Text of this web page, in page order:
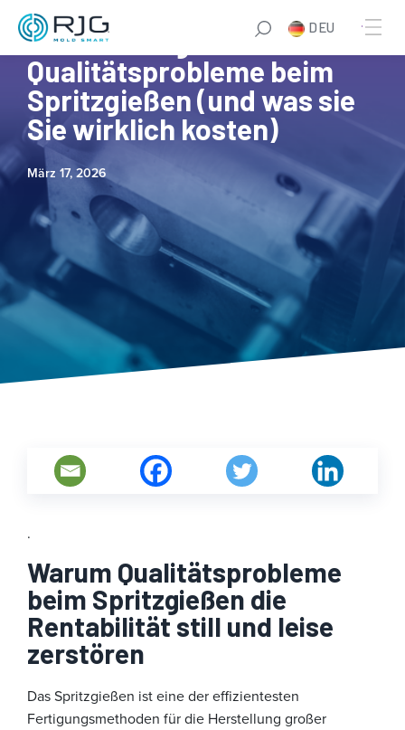
DEU
Die 5 wichtigsten
Qualitätsprobleme beim
Spritzgießen (und was sie
Sie wirklich kosten)
März 17, 2026
.
Warum Qualitätsprobleme
beim Spritzgießen die
Rentabilität still und leise
zerstören
Das Spritzgießen ist eine der effizientesten
Fertigungsmethoden für die Herstellung großer